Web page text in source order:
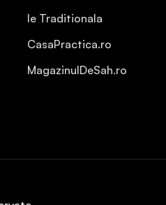
Ie Traditionala
CasaPractica.ro
MagazinulDeSah.ro